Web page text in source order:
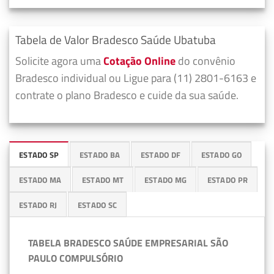
Tabela de Valor Bradesco Saúde Ubatuba
Solicite agora umaCotação Onlinedo convênio
Bradesco individual ou Ligue para (11) 2801-6163 e
contrate o plano Bradesco e cuide da sua saúde.
ESTADO SP ESTADO BA ESTADO DF ESTADO GO
ESTADO MA ESTADO MT ESTADO MG ESTADO PR
ESTADO RJ ESTADO SC
TABELA BRADESCO SAÚDE EMPRESARIAL SÃO
PAULO COMPULSÓRIO